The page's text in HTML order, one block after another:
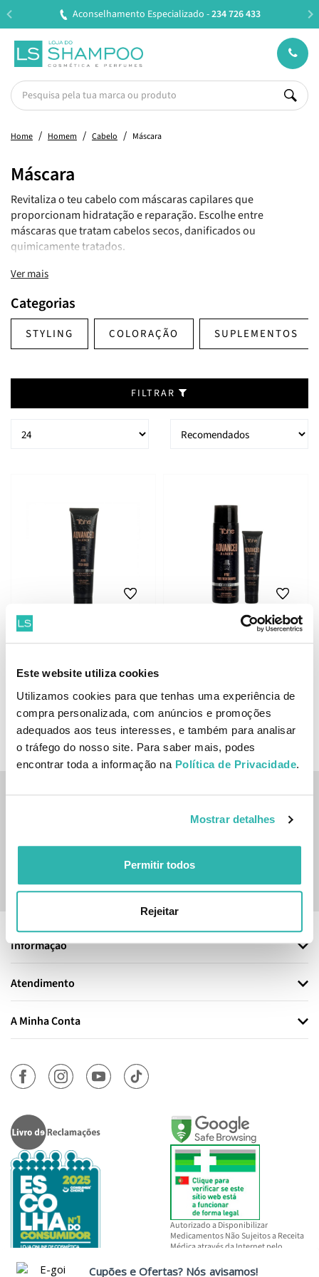
Este website utiliza cookies
Utilizamos cookies para que tenhas uma experiência de
compra personalizada, com anúncios e promoções
adequados aos teus interesses, e também para analisar
o tráfego do nosso site. Para saber mais, podes
encontrar toda a informação na Política de Privacidade.
Mostrar detalhes
Permitir todos
Rejeitar
Aconselhamento Especializado -234 726 433
Home Homem Cabelo Máscara
Máscara
Revitaliza o teu cabelo com máscaras capilares que
proporcionam hidratação e reparação. Escolhe entre
máscaras que tratam cabelos secos, danificados ou
quimicamente tratados.
Ver mais
Categorias
STYLING COLORAÇÃO SUPLEMENTOS
FILTRAR
Tahe Advanced Barber
Nº201 Fresh Máscara
11.50 78
ADICIONAR
Tahe Advanced Barber Duo
Anticaspa para Homem
ADICIONAR
novidades, cupões e conteúdos personalizados.
Informação
Atendimento
A Minha Conta
Autorizado a Disponibilizar
Medicamentos Não Sujeitos a Receita
Médica através da Internet pelo